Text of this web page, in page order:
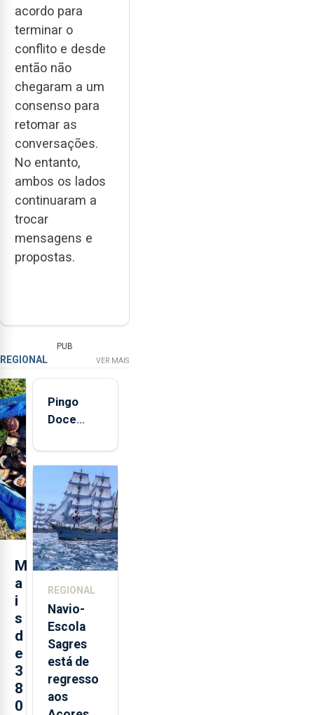
acordo para
terminar o
conflito e desde
então não
chegaram a um
consenso para
retomar as
conversações.
No entanto,
ambos os lados
continuaram a
trocar
mensagens e
propostas.
PUB
REGIONAL VER MAIS
M
a
i
s
d
e
3
8
0
Pingo
Doce
quinta-
feira nova
loja em
São
Sebastião
e cria 30
postos de
REGIONAL
Navio-
Escola
Sagres
está de
regresso
aos